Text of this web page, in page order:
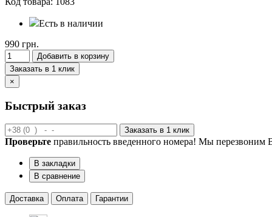
Есть в наличии
990 грн.
Добавить в корзину
Заказать в 1 клик
×
Быстрый заказ
Заказать в 1 клик
Проверьте правильность введенного номера! Мы перезвоним
В закладки
В сравнение
Доставка Оплата Гарантии